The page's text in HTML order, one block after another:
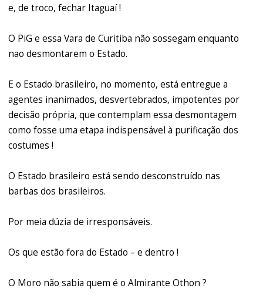
e, de troco, fechar Itaguaí !
O PiG e essa Vara de Curitiba não sossegam enquanto
nao desmontarem o Estado.
E o Estado brasileiro, no momento, está entregue a
agentes inanimados, desvertebrados, impotentes por
decisão própria, que contemplam essa desmontagem
como fosse uma etapa indispensável à purificação dos
costumes !
O Estado brasileiro está sendo desconstruído nas
barbas dos brasileiros.
Por meia dúzia de irresponsáveis.
Os que estão fora do Estado – e dentro !
O Moro não sabia quem é o Almirante Othon ?